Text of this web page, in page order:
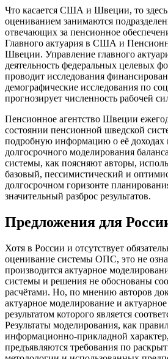
Что касается США и Швеции, то
оцениванием занимаются
отвечающих за пенсионное
Главного актуария в США и
Швеции. Управление главного
деятельность федеральных целевых
проводит исследования
демографические исследования по
прогнозирует численность рабочей
Пенсионное агентство Швеции
состоянии пенсионной шведской
подробную информацию о её доходах
долгосрочного моделирования
системы, как поясняют авторы,
базовый, пессимистический и
долгосрочном горизонте
значительный разброс результатов.
Предложения для
Хотя в России и отсутствует
оценивание системы ОПС, это не
производится актуарное
системы и решения не обоснованы
расчётами. Но, по мнению авторов
актуарное моделирование и
результатом которого является
Результаты моделирования, как
информационно-прикладной
предъявляются требования по